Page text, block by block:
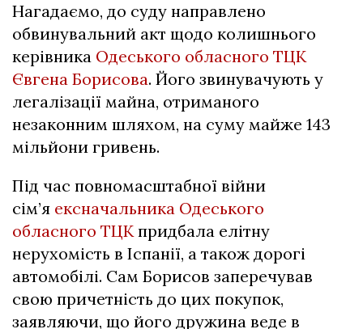
Нагадаємо, до суду направлено
обвинувальний акт щодо колишнього
керівника Одеського обласного ТЦК
Євгена Борисова. Його звинувачують у
легалізації майна, отриманого
незаконним шляхом, на суму майже 143
мільйони гривень.
Під час повномасштабної війни
сім’я ексначальника Одеського
обласного ТЦКпридбала елітну
нерухомість в Іспанії, а також дорогі
автомобілі. Сам Борисов заперечував
свою причетність до цих покупок,
заявляючи, що його дружина веде в